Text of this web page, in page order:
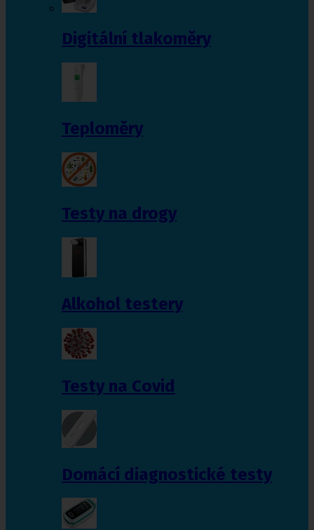
Digitální tlakoměry
Teploměry
Testy na drogy
Alkohol testery
Testy na Covid
Domácí diagnostické testy